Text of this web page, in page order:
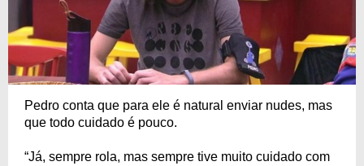
Pedro conta que para ele é natural enviar nudes, mas
que todo cuidado é pouco.
“Já, sempre rola, mas sempre tive muito cuidado com